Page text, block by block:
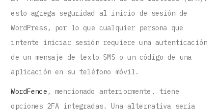
esto agrega seguridad al inicio de sesión de
WordPress, por lo que cualquier persona que
intente iniciar sesión requiere una autenticación
de un mensaje de texto SMS o un código de una
aplicación en su teléfono móvil.
WordFence , mencionado anteriormente, tiene
opciones 2FA integradas. Una alternativa sería